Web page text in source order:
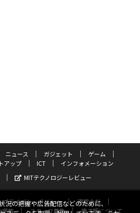
ニュース ガジェット
ゲーム
アップ ICT
インフォメーション
MITテクノロジーレビュー
プライバシーポリシー
運営会社
掲載 スタッフ募集 電子版について
況の把握や広告配信などのために、